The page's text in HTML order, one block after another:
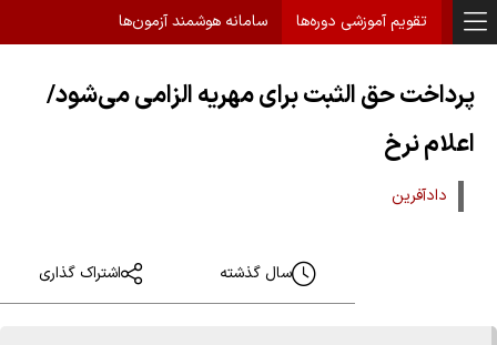
تقویم آموزشی دوره‌ها سامانه هوشمند آزمون‌ها
پرداخت حق الثبت برای مهریه الزامی می‌شود/
اعلام نرخ
دادآفرین
سال گذشته اشتراک گذاری